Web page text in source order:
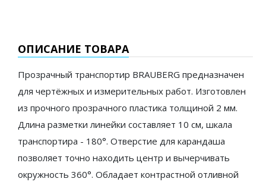
ОПИСАНИЕ ТОВАРА
Прозрачный транспортир BRAUBERG предназначен
для чертёжных и измерительных работ. Изготовлен
из прочного прозрачного пластика толщиной 2 мм.
Длина разметки линейки составляет 10 см, шкала
транспортира - 180°. Отверстие для карандаша
позволяет точно находить центр и вычерчивать
окружность 360°. Обладает контрастной отливной